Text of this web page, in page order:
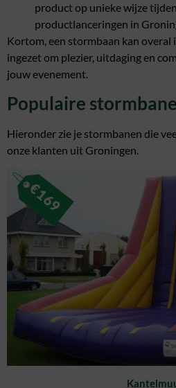
product op unieke wijze
productlanceringen in
Kortom, een stormbaan kan
ingezet om plezier, uitdaging en
jouw evenement.
Populaire
Hieronder zie je stormbanen die
onze klanten uit Groningen.
€
169